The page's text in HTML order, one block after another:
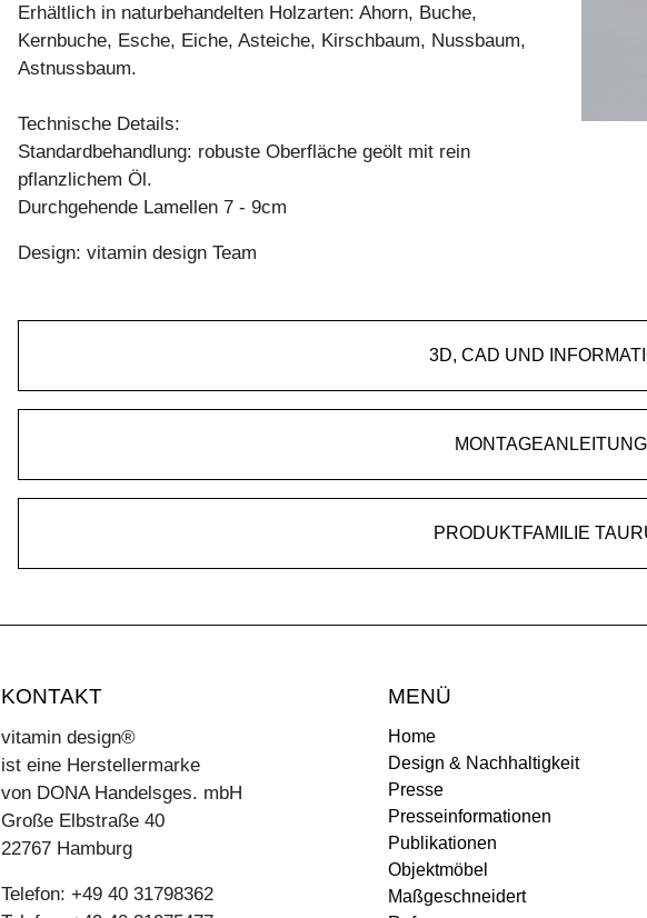
Erhältlich in naturbehandelten Holzarten: Ahorn, Buche,
Kernbuche, Esche, Eiche, Asteiche, Kirschbaum, Nussbaum,
Astnussbaum.
Technische Details:
Standardbehandlung: robuste Oberfläche geölt mit rein
pflanzlichem Öl.
Durchgehende Lamellen 7 - 9cm
Design: vitamin design Team
3D, CAD UND
MONTAGEANLEITUNG
PRODUKTFAMILIE
KONTAKT
vitamin design®
ist eine Herstellermarke
von DONA Handelsges. mbH
Große Elbstraße 40
22767 Hamburg
Telefon: +49 40 31798362
MENÜ
Home
Design & Nachhaltigkeit
Presse
Presseinformationen
Publikationen
Objektmöbel
Maßgeschneidert